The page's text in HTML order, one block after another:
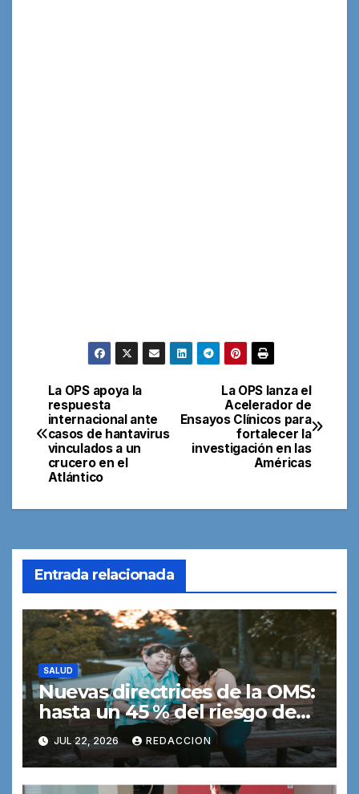
Navegación
de
entradas
La OPS lanza el
Acelerador de
Ensayos Clínicos para
fortalecer la
investigación en las
Américas
La OPS apoya la
respuesta
internacional ante
casos de hantavirus
vinculados a un
crucero en el
Atlántico
Entrada relacionada
SALUD
Nuevas directrices de la OMS:
hasta un 45 % del riesgo de
demencia podría prevenirse o
retrasarse
JUL 22, 2026 REDACCION